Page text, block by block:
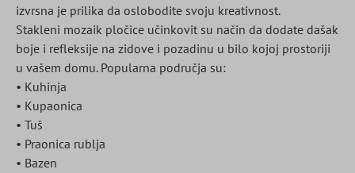
izvrsna je prilika da oslobodite svoju kreativnost.
Stakleni mozaik pločice učinkovit su način da dodate dašak
boje i refleksije na zidove i pozadinu u bilo kojoj prostoriji
u vašem domu. Popularna područja su:
• Kuhinja
• Kupaonica
• Tuš
• Praonica rublja
• Bazen